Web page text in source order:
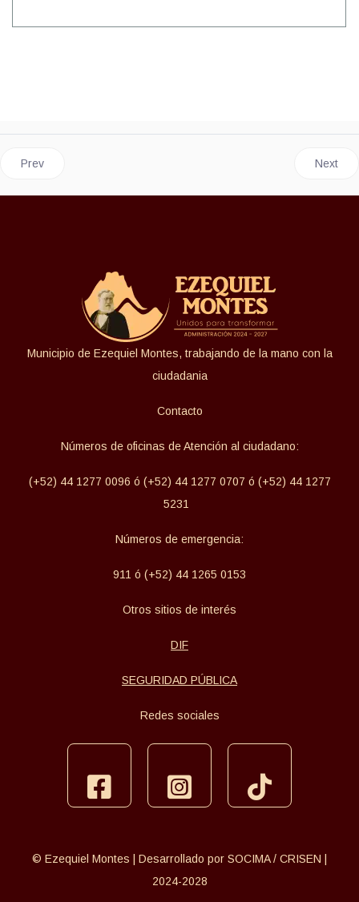
Previous article: RECONOCIMIENTO DE PATERNIDAD
Prev Next
Next
Municipio de Ezequiel Montes, trabajando de la mano con la
ciudadania
Contacto
Números de oficinas de Atención al ciudadano:
(+52) 44 1277 0096 ó (+52) 44 1277 0707 ó (+52) 44 1277
5231
Números de emergencia:
911 ó (+52) 44 1265 0153
Otros sitios de interés
DIF
SEGURIDAD PÚBLICA
Redes sociales
facebookinstagramtiktok
© Ezequiel Montes | Desarrollado por SOCIMA / CRISEN |
2024-2028